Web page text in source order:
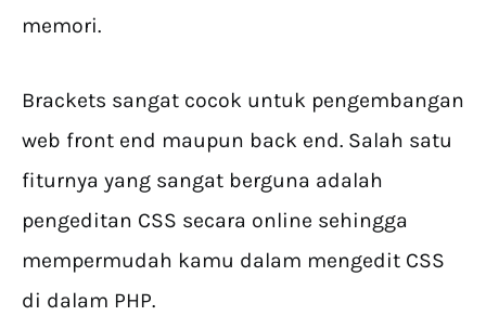
memori.
Brackets sangat cocok untuk pengembangan
web front end maupun back end. Salah satu
fiturnya yang sangat berguna adalah
pengeditan CSS secara online sehingga
mempermudah kamu dalam mengedit CSS
di dalam PHP.